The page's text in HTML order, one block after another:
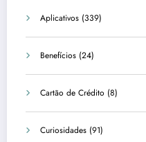
Aplicativos (339)
Benefícios (24)
Cartão de Crédito (8)
Curiosidades (91)